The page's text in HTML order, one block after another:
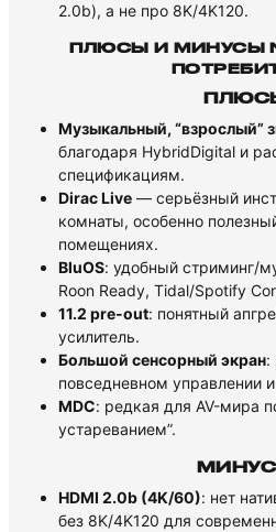
2.0b), а не про 8K/4K120.
ПЛЮСЫ И МИНУСЫ
Музыкальный, “взрослый”
благодаря HybridDigital и
спецификациям.
Dirac Live — серьёзный
комнаты, особенно
помещениях.
BluOS: удобный стриминг/
Roon Ready, Tidal/Spotify
11.2 pre-out: понятный
усилитель.
Большой сенсорный экран:
повседневном управлении
MDC: редкая для AV-мира
устареванием”.
HDMI 2.0b (4K/60): нет
без 8K/4K120 для